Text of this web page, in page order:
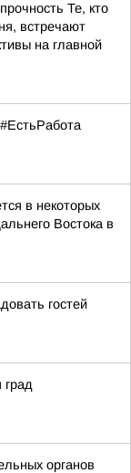
Те, кто
встречают
на главной
в некоторых
Востока в
гостей
органов